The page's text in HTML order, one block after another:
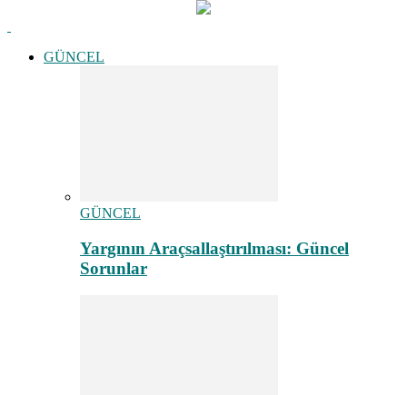
GÜNCEL
GÜNCEL
Yargının Araçsallaştırılması: Güncel
Sorunlar